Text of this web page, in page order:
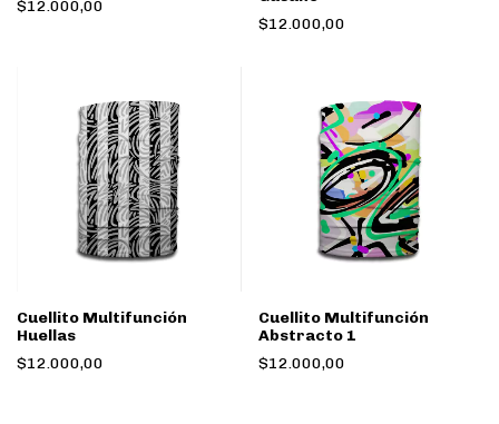
$12.000,00
$12.000,00
Cuellito Multifunción
Huellas
$12.000,00
Cuellito Multifunción
Abstracto 1
$12.000,00